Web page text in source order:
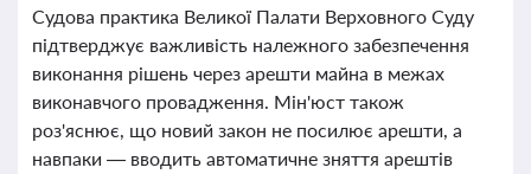
Судова практика Великої Палати Верховного Суду
підтверджує важливість належного забезпечення
виконання рішень через арешти майна в межах
виконавчого провадження. Мін'юст також
роз'яснює, що новий закон не посилює арешти, а
навпаки — вводить автоматичне зняття арештів